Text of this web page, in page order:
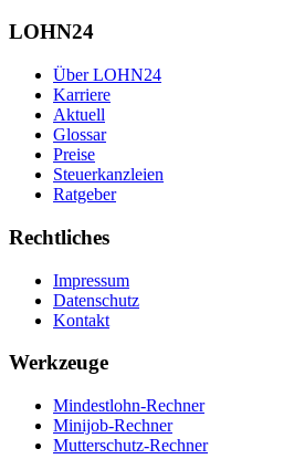
LOHN24
Über LOHN24
Karriere
Aktuell
Glossar
Preise
Steuerkanzleien
Ratgeber
Rechtliches
Impressum
Datenschutz
Kontakt
Werkzeuge
Mindestlohn-Rechner
Minijob-Rechner
Mutterschutz-Rechner